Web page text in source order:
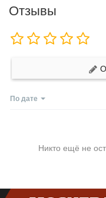
Отзывы
По дате
Никто ещё не